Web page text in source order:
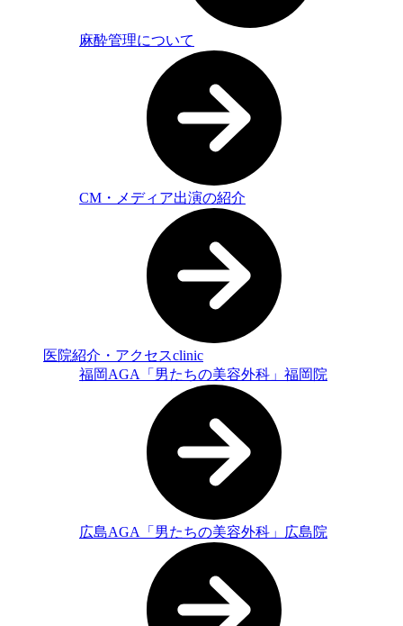
麻酔管理について
CM・メディア出演の紹介
医院紹介・アクセスclinic
福岡AGA「男たちの美容外科」福岡院
広島AGA「男たちの美容外科」広島院